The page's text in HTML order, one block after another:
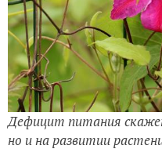
Дефицит питания
но и на развитии